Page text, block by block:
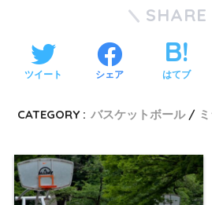
SHARE
ツイート シェア はてブ
CATEGORY : バスケットボール